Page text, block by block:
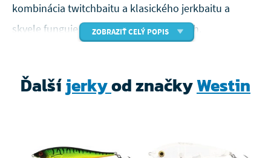
kombinácia twitchbaitu a klasického jerkbaitu a
skvele funguje vo všetkých podmienkach.
krátkymi aj dlhými prestávkami v závislosti na nálade
rýb. V chladných mesiacoch predĺžte pauzy, kedy
ZOBRAZIŤ CELÝ POPIS
Ďalšíjerkyod značkyWestin